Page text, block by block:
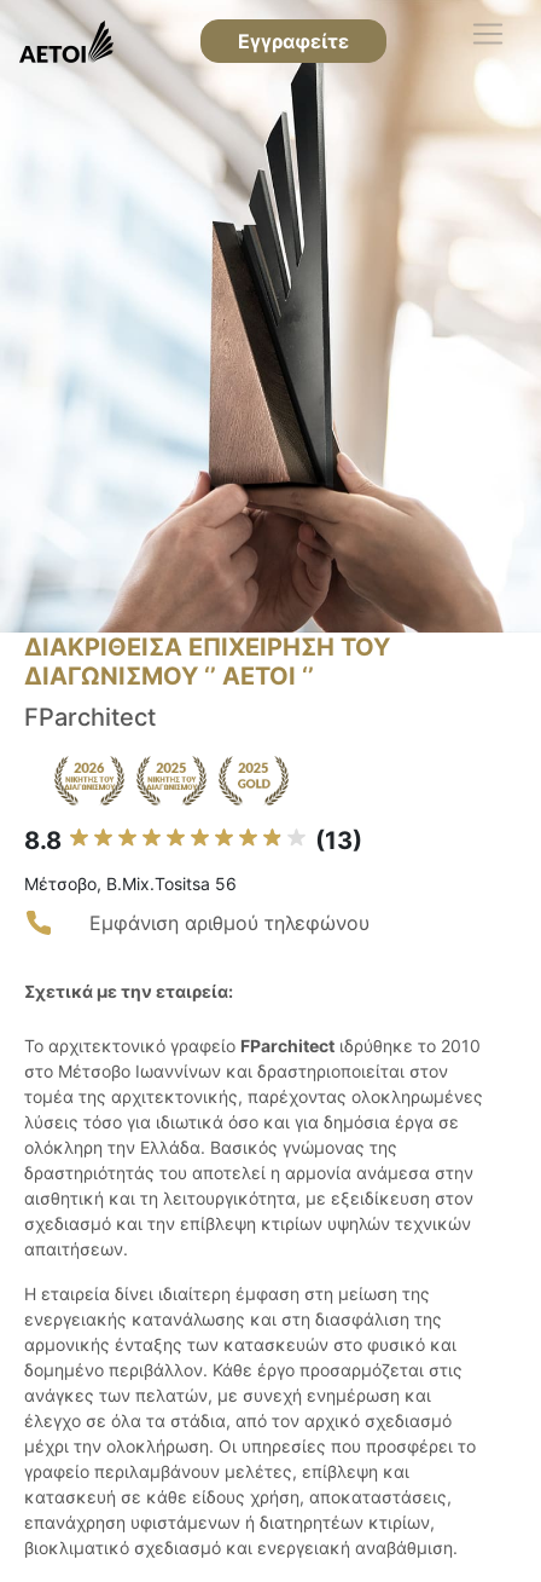
Εγγραφείτε
ΔΙΑΚΡΙΘΕΙΣΑ ΕΠΙΧΕΙΡΗΣΗ ΤΟΥ
ΔΙΑΓΩΝΙΣΜΟΥ ‘’ ΑΕΤΟΙ ‘’
FParchitect
8.8 (13)
Μέτσοβο, B.Mix.Tositsa 56
Εμφάνιση αριθμού τηλεφώνου
Σχετικά με την εταιρεία:
Το αρχιτεκτονικό γραφείο FParchitect ιδρύθηκε το 2010
στο Μέτσοβο Ιωαννίνων και δραστηριοποιείται στον
τομέα της αρχιτεκτονικής, παρέχοντας ολοκληρωμένες
λύσεις τόσο για ιδιωτικά όσο και για δημόσια έργα σε
ολόκληρη την Ελλάδα. Βασικός γνώμονας της
δραστηριότητάς του αποτελεί η αρμονία ανάμεσα στην
αισθητική και τη λειτουργικότητα, με εξειδίκευση στον
σχεδιασμό και την επίβλεψη κτιρίων υψηλών τεχνικών
απαιτήσεων.
Η εταιρεία δίνει ιδιαίτερη έμφαση στη μείωση της
ενεργειακής κατανάλωσης και στη διασφάλιση της
αρμονικής ένταξης των κατασκευών στο φυσικό και
δομημένο περιβάλλον. Κάθε έργο προσαρμόζεται στις
ανάγκες των πελατών, με συνεχή ενημέρωση και
έλεγχο σε όλα τα στάδια, από τον αρχικό σχεδιασμό
μέχρι την ολοκλήρωση. Οι υπηρεσίες που προσφέρει το
γραφείο περιλαμβάνουν μελέτες, επίβλεψη και
κατασκευή σε κάθε είδους χρήση, αποκαταστάσεις,
επανάχρηση υφιστάμενων ή διατηρητέων κτιρίων,
βιοκλιματικό σχεδιασμό και ενεργειακή αναβάθμιση.